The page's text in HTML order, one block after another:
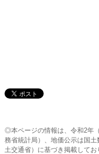
◎本ページの情報は、令和2年
務省統計局）、地価公示は国
土交通省）に基づき掲載して